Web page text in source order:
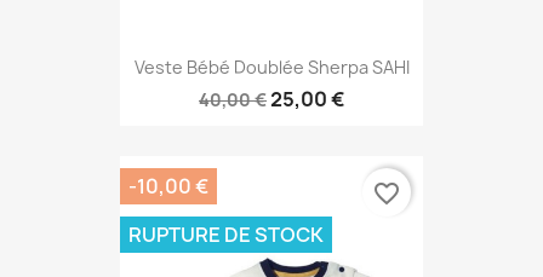
Veste Bébé Doublée Sherpa SAHI
40,00 €25,00 €
-10,00 €
RUPTURE DE STOCK
favorite_border